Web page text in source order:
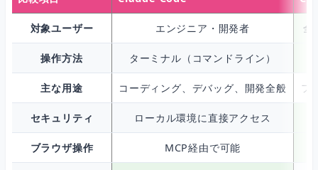
対象ユーザー エンジニア・開発者 全
操作方法 ターミナル（コマンドライン）
主な用途 コーディング、デバッグ、開発全般 フ
セキュリティ ローカル環境に直接アクセス
ブラウザ操作 MCP経由で可能